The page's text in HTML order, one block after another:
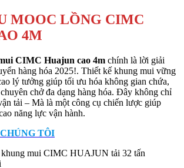
MOOC LỒNG CIMC
4M
CIMC Huajun cao 4m chính là lời giải
hàng hóa 2025!. Thiết kế khung mui vững
lý tưởng giúp tối ưu hóa không gian chứa,
chở đa dạng hàng hóa. Đây không chỉ
tải – Mà là một công cụ chiến lược giúp
năng lực vận hành.
TÔI